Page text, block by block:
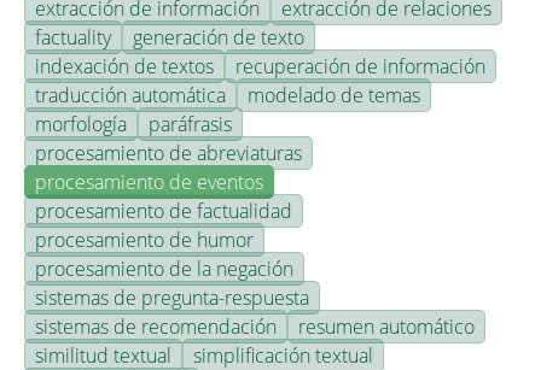
extracción de información
extracción de relaciones
factuality
generación de texto
indexación de textos
recuperación de información
traducción automática
modelado de temas
morfología
paráfrasis
procesamiento de abreviaturas
procesamiento de eventos
procesamiento de factualidad
procesamiento de humor
procesamiento de la negación
sistemas de pregunta-respuesta
sistemas de recomendación
resumen automático
similitud textual
simplificación textual